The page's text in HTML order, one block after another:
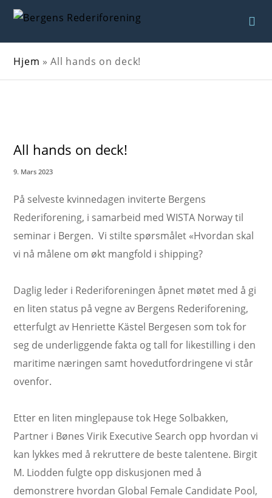
Hjem »All hands on deck!
All hands on deck!
9. Mars 2023
På selveste kvinnedagen inviterte Bergens
Rederiforening, i samarbeid med WISTA Norway til
seminar i Bergen. Vi stilte spørsmålet «Hvordan skal
vi nå målene om økt mangfold i shipping?
Daglig leder i Rederiforeningen åpnet møtet med å gi
en liten status på vegne av Bergens Rederiforening,
etterfulgt av Henriette Kästel Bergesen som tok for
seg de underliggende fakta og tall for likestilling i den
maritime næringen samt hovedutfordringene vi står
ovenfor.
Etter en liten minglepause tok Hege Solbakken,
Partner i Bønes Virik Executive Search opp hvordan vi
kan lykkes med å rekruttere de beste talentene. Birgit
M. Liodden fulgte opp diskusjonen med å
demonstrere hvordan Global Female Candidate Pool,